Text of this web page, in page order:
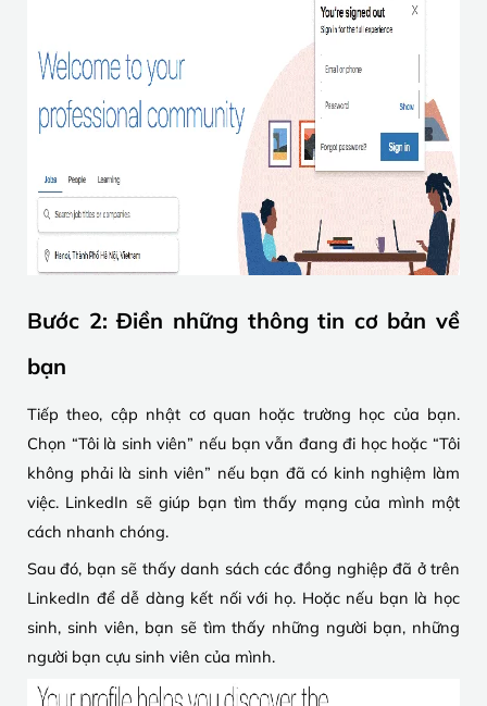
Bước 2: Điền những thông tin cơ bản về
bạn
Tiếp theo, cập nhật cơ quan hoặc trường học của bạn.
Chọn “Tôi là sinh viên” nếu bạn vẫn đang đi học hoặc “Tôi
không phải là sinh viên” nếu bạn đã có kinh nghiệm làm
việc. LinkedIn sẽ giúp bạn tìm thấy mạng của mình một
cách nhanh chóng.
Sau đó, bạn sẽ thấy danh sách các đồng nghiệp đã ở trên
LinkedIn để dễ dàng kết nối với họ. Hoặc nếu bạn là học
sinh, sinh viên, bạn sẽ tìm thấy những người bạn, những
người bạn cựu sinh viên của mình.